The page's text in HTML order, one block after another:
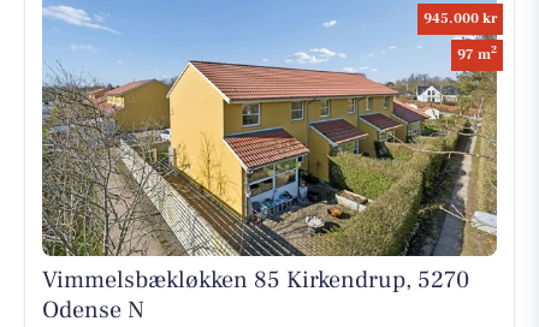
945.000 kr
97 m2
Vimmelsbækløkken 85 Kirkendrup, 5270
Odense N